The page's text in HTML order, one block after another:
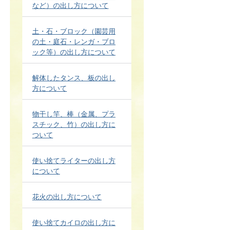
など）の出し方について
土・石・ブロック（園芸用
の土・庭石・レンガ・ブロ
ック等）の出し方について
解体したタンス、板の出し
方について
物干し竿、棒（金属、プラ
スチック、竹）の出し方に
ついて
使い捨てライターの出し方
について
花火の出し方について
使い捨てカイロの出し方に